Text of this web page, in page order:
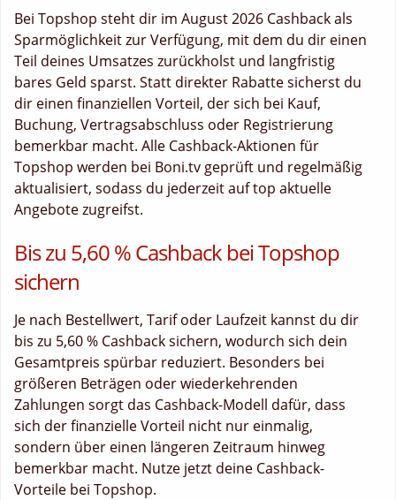
Bei Topshop steht dir im August 2026 Cashback als
Sparmöglichkeit zur Verfügung, mit dem du dir einen
Teil deines Umsatzes zurückholst und langfristig
bares Geld sparst. Statt direkter Rabatte sicherst du
dir einen finanziellen Vorteil, der sich bei Kauf,
Buchung, Vertragsabschluss oder Registrierung
bemerkbar macht. Alle Cashback-Aktionen für
Topshop werden bei Boni.tv geprüft und regelmäßig
aktualisiert, sodass du jederzeit auf top aktuelle
Angebote zugreifst.
Bis zu 5,60 % Cashback bei Topshop
sichern
Je nach Bestellwert, Tarif oder Laufzeit kannst du dir
bis zu 5,60 % Cashback sichern, wodurch sich dein
Gesamtpreis spürbar reduziert. Besonders bei
größeren Beträgen oder wiederkehrenden
Zahlungen sorgt das Cashback-Modell dafür, dass
sich der finanzielle Vorteil nicht nur einmalig,
sondern über einen längeren Zeitraum hinweg
bemerkbar macht. Nutze jetzt deine Cashback-
Vorteile bei Topshop.